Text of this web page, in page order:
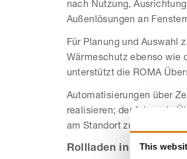
This
nach Nutzung,
Außenlösungen an
Für Planung und Auswahl
Wärmeschutz ebenso wie
unterstützt die ROMA
Automatisierungen über
realisieren; der folgende
am Standort zu implizieren.
Rollladen in